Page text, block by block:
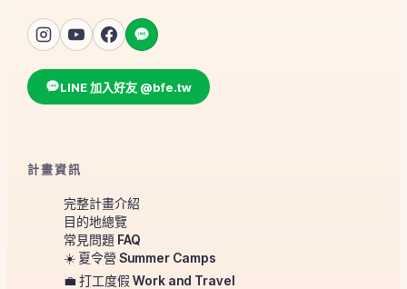
LINE 加入好友 @bfe.tw
計畫資訊
完整計畫介紹
目的地總覽
常見問題 FAQ
☀️ 夏令營 Summer Camps
💼 打工度假 Work and Travel